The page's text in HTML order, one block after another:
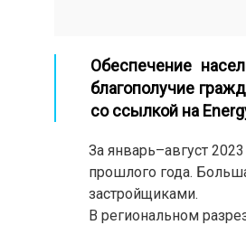
Обеспечение
благополучие
со ссылкой на
За январь–август
прошлого года.
застройщиками.
В региональном